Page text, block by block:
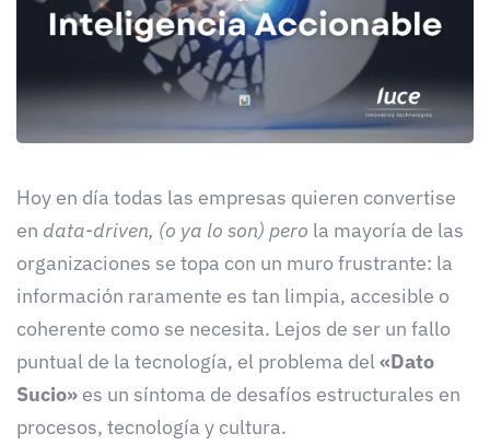
Hoy en día todas las empresas quieren convertise
en data-driven, (o ya lo son) pero la mayoría de las
organizaciones se topa con un muro frustrante: la
información raramente es tan limpia, accesible o
coherente como se necesita. Lejos de ser un fallo
puntual de la tecnología, el problema del «Dato
Sucio» es un síntoma de desafíos estructurales en
procesos, tecnología y cultura.